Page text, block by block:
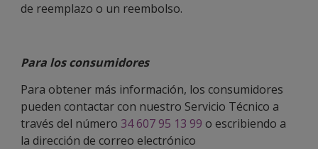
de reemplazo o un reembolso.
Para los consumidores
Para obtener más información, los consumidores
pueden contactar con nuestro Servicio Técnico a
través del número 34 607 95 13 99 o escribiendo a
la dirección de correo electrónico